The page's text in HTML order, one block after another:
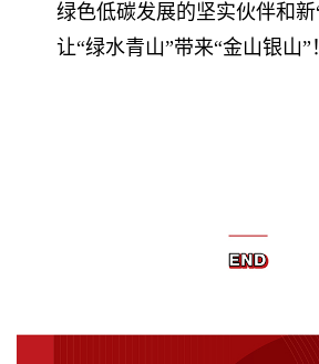
绿色低碳发展的坚实伙伴和新
让“绿水青山”带来“金山银山”！